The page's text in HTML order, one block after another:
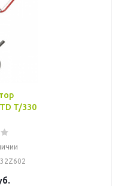
T/330